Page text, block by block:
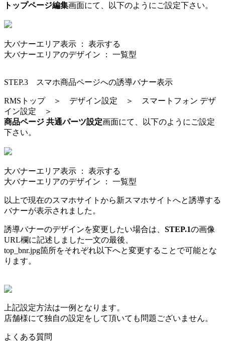
トップページ編集画面にて、以下のようにご設定下さい。
大バナーエリア表示 ： 表示する
大バナーエリアのデザイン ： 一覧型
STEP.3 スマホ商品ページへの誘導バナー表示
RMSトップ ＞ デザイン設定 ＞ スマートフォン デザ
イン設定 ＞
商品ページ 共通パーツ設定画面にて、以下のようにご設定
下さい。
大バナーエリア表示 ： 表示する
大バナーエリアのデザイン ： 一覧型
以上で現在のスマホサイトから新スマホサイトへと誘導する
バナーが表示されました。
誘導バナーのデザインを変更したい場合は、 STEP.1の画像
URL欄に記述しました一文の最後、
top_bnr.jpg箇所をそれぞれ以下へと変更することで可能とな
ります。
上記設定方法は一例となります。
店舗様にて独自の設定をして頂いても問題ございません。
よくある質問